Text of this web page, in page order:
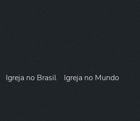
Igreja no Brasil
Igreja no Mundo